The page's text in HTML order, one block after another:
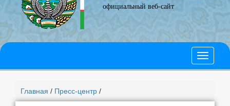
официальный веб-сайт
Главная / Пресс-центр /